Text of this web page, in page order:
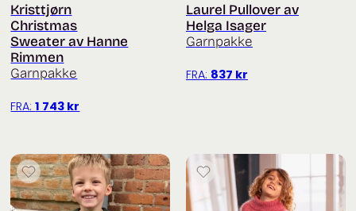
Kristtjørn
Christmas
Sweater av Hanne
Rimmen
Garnpakke
FRA:1 743 kr
Laurel Pullover av
Helga Isager
Garnpakke
FRA: 837 kr